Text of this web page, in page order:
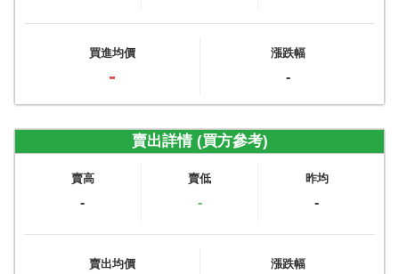
買進均價
-
漲跌幅
-
賣出詳情 (買方參考)
賣高
-
賣低
-
昨均
-
賣出均價 漲跌幅